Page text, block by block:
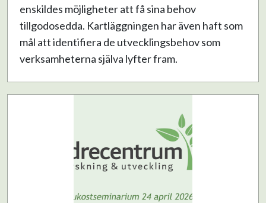
enskildes möjligheter att få sina behov
tillgodosedda. Kartläggningen har även haft som
mål att identifiera de utvecklingsbehov som
verksamheterna själva lyfter fram.